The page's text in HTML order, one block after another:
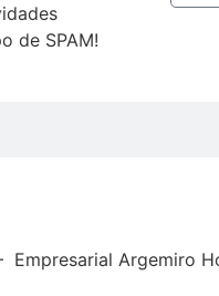
de SPAM!
Empresarial Argemiro